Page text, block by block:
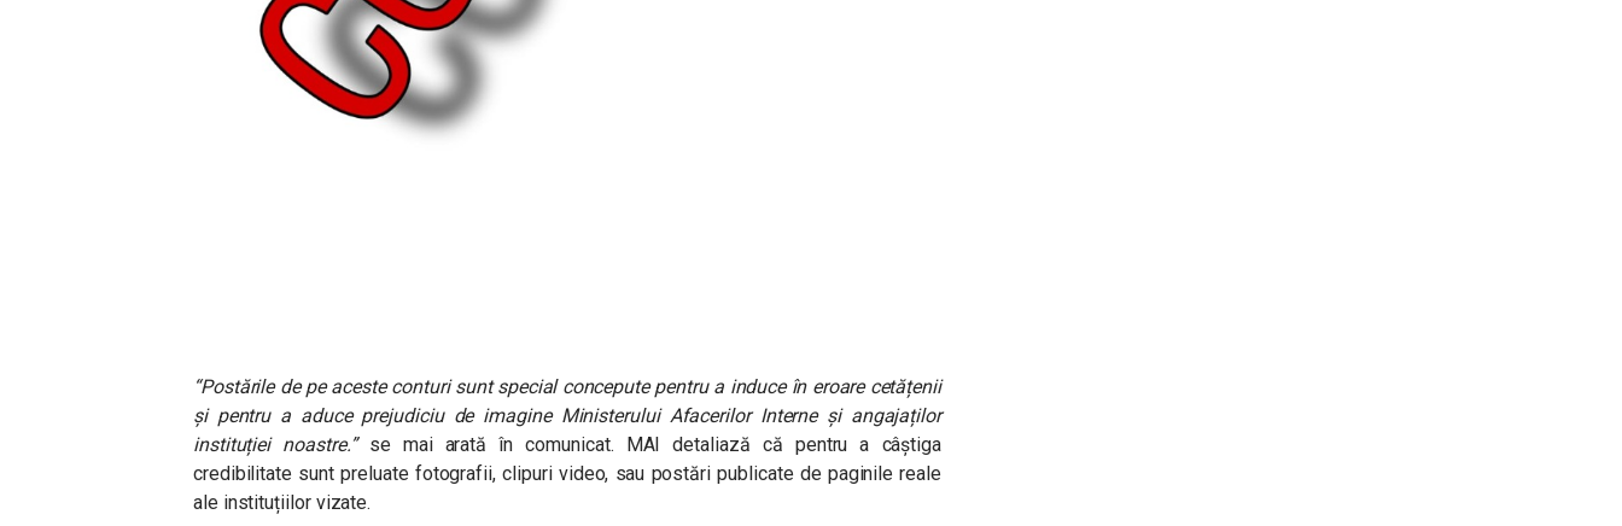
“Postările de pe aceste conturi sunt special concepute pentru a induce în eroare cetățenii
și pentru a aduce prejudiciu de imagine Ministerului Afacerilor Interne și angajaților
instituției noastre.”se mai arată în comunicat. MAI detaliază că pentru a câștiga
credibilitate sunt preluate fotografii, clipuri video, sau postări publicate de paginile reale
ale instituțiilor vizate.